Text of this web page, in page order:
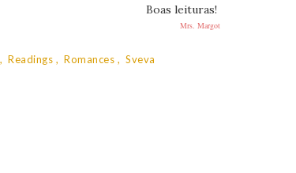
Boas leituras!
Mrs. Margot
Readings Romances Sveva